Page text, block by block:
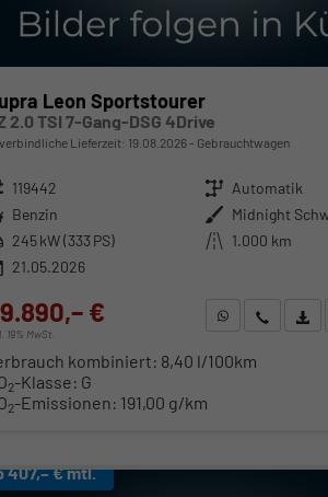
Leon Sportstourer
2.0 TSI 7-Gang-DSG 4Drive
Lieferzeit: 19.08.2026 Gebrauchtwagen
119442 Getriebe Automatik
Benzin Außenfarbe Midnight
245 kW (333 PS) Kilometerstand 1.000 km
21.05.2026
€
19% MwSt.
WhatsAppWir rufen
kombiniert: 8,40 l/100km
2-Klasse: G
2-Emissionen: 191,00 g/km
407,– € mtl.